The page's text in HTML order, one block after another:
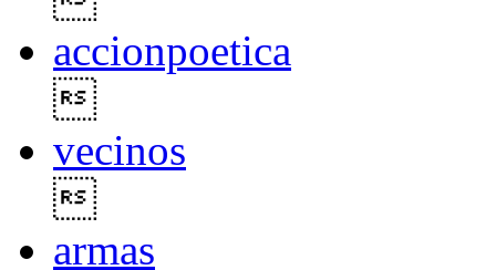
accionpoetica
vecinos
armas